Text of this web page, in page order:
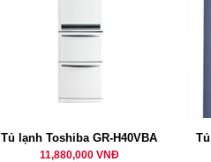
Tủ lạnh Toshiba GR-H40VBA
11,880,000 VNĐ